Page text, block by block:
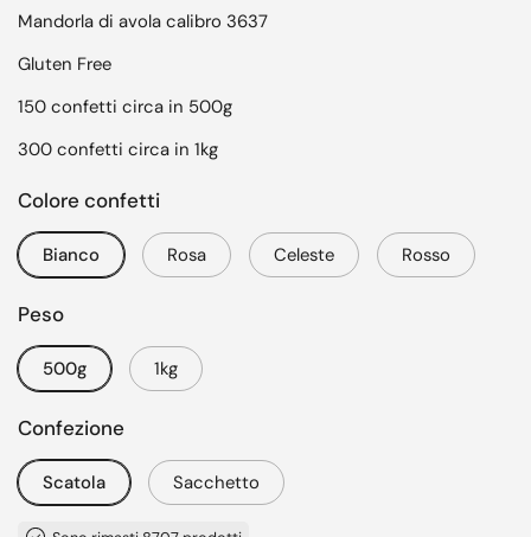
Mandorla di avola calibro 3637
Gluten Free
150 confetti circa in 500g
300 confetti circa in 1kg
Colore confetti
Bianco Rosa Celeste Rosso
Peso
500g 1kg
Confezione
Scatola Sacchetto